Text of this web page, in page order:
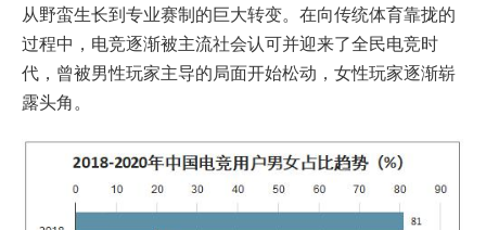
从野蛮生长到专业赛制的巨大转变。在向传统体育靠拢的
过程中，电竞逐渐被主流社会认可并迎来了全民电竞时
代，曾被男性玩家主导的局面开始松动，女性玩家逐渐崭
露头角。